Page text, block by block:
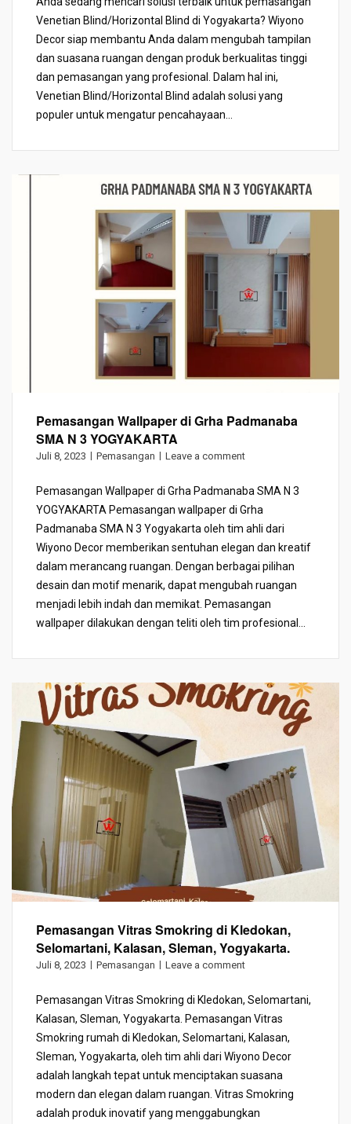
Venetian Blind/Horizontal Blind di Yogyakarta? Wiyono
Decor siap membantu Anda dalam mengubah tampilan
dan suasana ruangan dengan produk berkualitas tinggi
dan pemasangan yang profesional. Dalam hal ini,
Venetian Blind/Horizontal Blind adalah solusi yang
populer untuk mengatur pencahayaan...
Pemasangan Wallpaper di Grha Padmanaba
SMA N 3 YOGYAKARTA
Juli 8, 2023 Pemasangan Leave a comment
Pemasangan Wallpaper di Grha Padmanaba SMA N 3
YOGYAKARTA Pemasangan wallpaper di Grha
Padmanaba SMA N 3 Yogyakarta oleh tim ahli dari
Wiyono Decor memberikan sentuhan elegan dan kreatif
dalam merancang ruangan. Dengan berbagai pilihan
desain dan motif menarik, dapat mengubah ruangan
menjadi lebih indah dan memikat. Pemasangan
wallpaper dilakukan dengan teliti oleh tim profesional...
Pemasangan Vitras Smokring di Kledokan,
Selomartani, Kalasan, Sleman, Yogyakarta.
Juli 8, 2023 Pemasangan Leave a comment
Pemasangan Vitras Smokring di Kledokan, Selomartani,
Kalasan, Sleman, Yogyakarta. Pemasangan Vitras
Smokring rumah di Kledokan, Selomartani, Kalasan,
Sleman, Yogyakarta, oleh tim ahli dari Wiyono Decor
adalah langkah tepat untuk menciptakan suasana
modern dan elegan dalam ruangan. Vitras Smokring
adalah produk inovatif yang menggabungkan